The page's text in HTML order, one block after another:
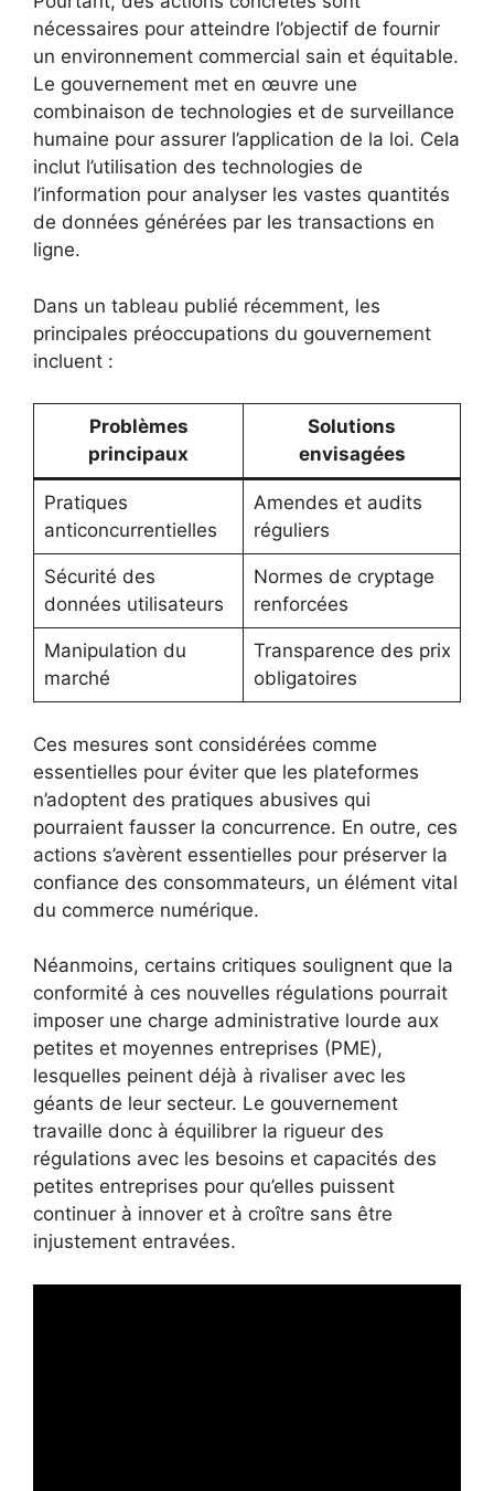
nécessaires pour atteindre l’objectif de fournir
un environnement commercial sain et équitable.
Le gouvernement met en œuvre une
combinaison de technologies et de surveillance
humaine pour assurer l’application de la loi. Cela
inclut l’utilisation des technologies de
l’information pour analyser les vastes quantités
de données générées par les transactions en
ligne.
Dans un tableau publié récemment, les
principales préoccupations du gouvernement
incluent :
Problèmes
principaux
Solutions
envisagées
Pratiques
anticoncurrentielles
Amendes et audits
réguliers
Sécurité des
données utilisateurs
Normes de cryptage
renforcées
Manipulation du
marché
Transparence des prix
obligatoires
Ces mesures sont considérées comme
essentielles pour éviter que les plateformes
n’adoptent des pratiques abusives qui
pourraient fausser la concurrence. En outre, ces
actions s’avèrent essentielles pour préserver la
confiance des consommateurs, un élément vital
du commerce numérique.
Néanmoins, certains critiques soulignent que la
conformité à ces nouvelles régulations pourrait
imposer une charge administrative lourde aux
petites et moyennes entreprises (PME),
lesquelles peinent déjà à rivaliser avec les
géants de leur secteur. Le gouvernement
travaille donc à équilibrer la rigueur des
régulations avec les besoins et capacités des
petites entreprises pour qu’elles puissent
continuer à innover et à croître sans être
injustement entravées.